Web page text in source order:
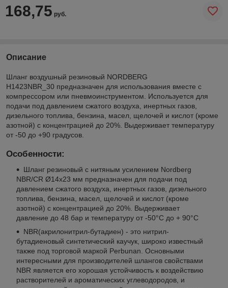
168,75 руб.
Описание
Шланг воздушный резиновый NORDBERG
H1423NBR_30 предназначен для использования вместе с
компрессором или пневмоинструментом. Используется для
подачи под давлением сжатого воздуха, инертных газов,
дизельного топлива, бензина, масел, щелочей и кислот (кроме
азотной) с концентрацией до 20%. Выдерживает температуру
от -50 до +90 градусов.
Особенности:
Шланг резиновый с нитяным усилением Nordberg
NBR/CR Ø14х23 мм предназначен для подачи под
давлением сжатого воздуха, инертных газов, дизельного
топлива, бензина, масел, щелочей и кислот (кроме
азотной) с концентрацией до 20%. Выдерживает
давление до 48 бар и температуру от -50°C до + 90°C
NBR(акрилонитрил-бутадиен) - это нитрил-
бутадиеновый синтетический каучук, широко известный
также под торговой маркой Perbunan. Основными
интересными для производителей шлангов свойствами
NBR является его хорошая устойчивость к воздействию
растворителей и ароматических углеводородов, и